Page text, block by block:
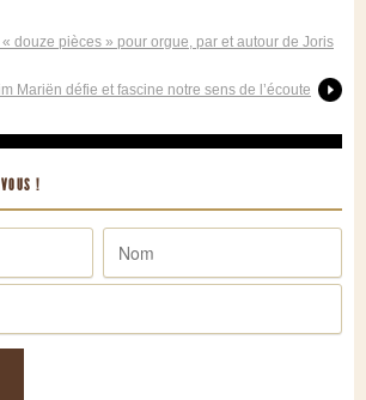
douze pièces » pour orgue, par et autour de Joris
Mariën défie et fascine notre sens de l’écoute
!